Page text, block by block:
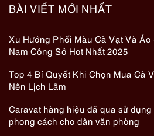
BÀI VIẾT MỚI NHẤT
Xu Hướng Phối Màu Cà Vạt Và
Nam Công Sở Hot Nhất 2025
Top 4 Bí Quyết Khi Chọn Mua Cà
Nên Lịch Lãm
Caravat hàng hiệu đã qua sử
phong cách cho dân văn phòng